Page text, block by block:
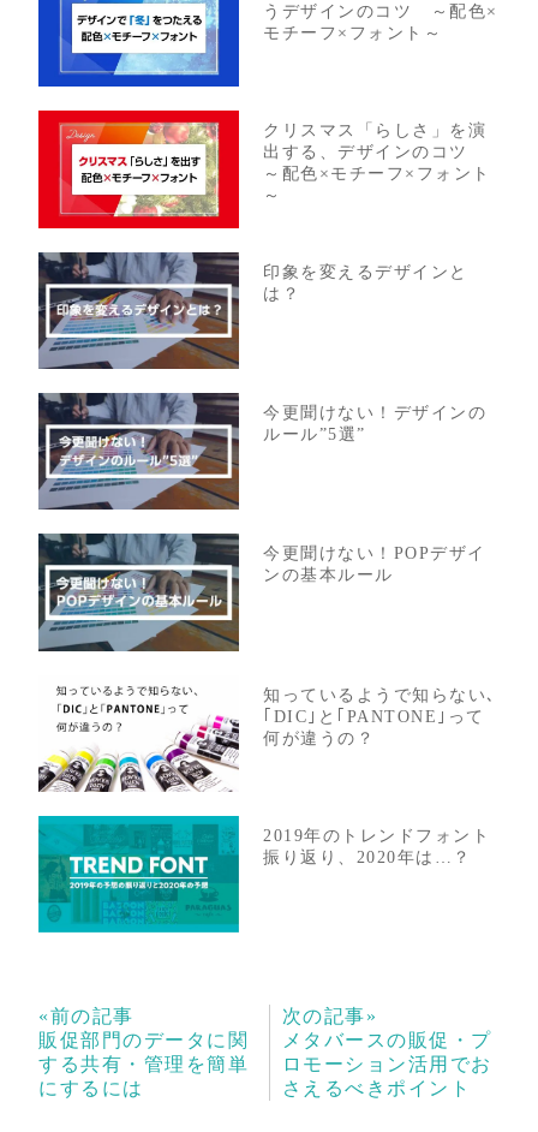
うデザインのコツ ～配色×
モチーフ×フォント～
クリスマス「らしさ」を演
出する、デザインのコツ
～配色×モチーフ×フォント
～
印象を変えるデザインと
は？
今更聞けない！デザインの
ルール”5選”
今更聞けない！POPデザイ
ンの基本ルール
知っているようで知らない､
｢DIC｣と｢PANTONE｣って
何が違うの？
2019年のトレンドフォント
振り返り、2020年は…？
«前の記事
販促部門のデータに関
する共有・管理を簡単
にするには
次の記事»
メタバースの販促・プ
ロモーション活用でお
さえるべきポイント